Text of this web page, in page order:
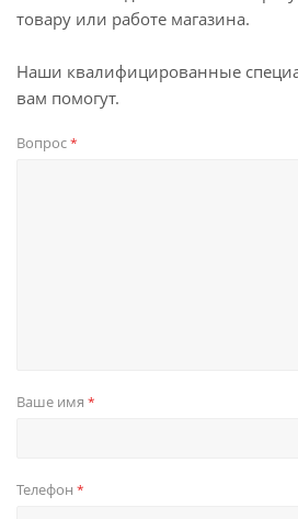
товару или работе магазина.
Наши квалифицированные
вам помогут.
Вопрос*
Ваше имя *
Телефон *